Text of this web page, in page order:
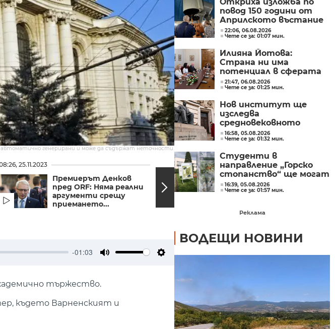
генерирани и може да съдържат неточности.
25.11.2023
Премиерът Денков
пред ORF: Няма реални
аргументи срещу
приемането...
08:18, 25.11.2023
Опасно време: Червен
код в 6 области,
очаква се 30 см сняг
-01:03
тържество.
където Варненският и
повод 150 години от
Априлското въстание
в Обсерваторията в
Рожен
22:06, 06.08.2026
Чете се за: 01:07 мин.
Илияна Йотова:
Страна ни има
потенциал в сферата
на изкуствения
интелект и бизнесът
забелязва тези
перспективи
21:47, 06.08.2026
Чете се за: 01:25 мин.
Нов институт ще
изследва
средновековното
културно наследство
на Балканите
16:58, 05.08.2026
Чете се за: 01:32 мин.
Студенти в
направление „Горско
стопанство“ ще могат
да се обучават в Бургас
16:39, 05.08.2026
Чете се за: 01:57 мин.
Реклама
ВОДЕЩИ НОВИНИ